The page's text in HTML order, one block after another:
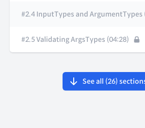
#2.4 InputTypes and ArgumentTypes
#2.5 Validating ArgsTypes (04:28)
See all (26)